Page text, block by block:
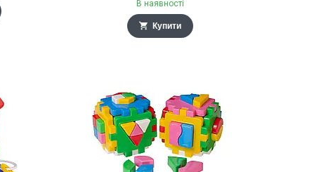
В наявності
Купити